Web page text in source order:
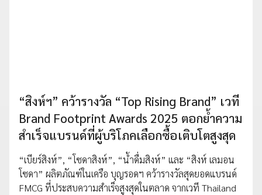
“สิงห์ฯ” คว้ารางวัล “Top Rising Brand” เวที
Brand Footprint Awards 2025 ตอกย้ำความ
สำเร็จแบรนด์ที่ผู้บริโภคเลือกซื้อเติบโตสูงสุด
“เบียร์สิงห์”, “โซดาสิงห์”, “น้ำดื่มสิงห์” และ “สิงห์ เลมอน
โซดา” ผลิตภัณฑ์ในเครือ บุญรอดฯ คว้ารางวัลสุดยอดแบรนด์
FMCG ที่ประสบความสำเร็จสูงสุดในตลาด จากเวที Thailand